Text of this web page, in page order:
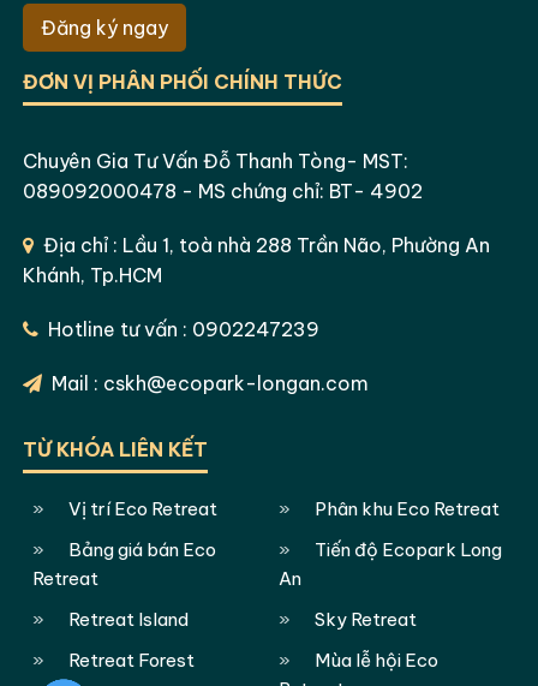
Đăng ký ngay
ĐƠN VỊ PHÂN PHỐI CHÍNH THỨC
Chuyên Gia Tư Vấn Đỗ Thanh Tòng- MST:
089092000478 - MS chứng chỉ: BT- 4902
Địa chỉ : Lầu 1, toà nhà 288 Trần Não, Phường An
Khánh, Tp.HCM
Hotline tư vấn : 0902247239
Mail : cskh@ecopark-longan.com
TỪ KHÓA LIÊN KẾT
Vị trí Eco Retreat
Phân khu Eco Retreat
Bảng giá bán Eco
Retreat
Tiến độ Ecopark Long
An
Retreat Island
Sky Retreat
Retreat Forest
Mùa lễ hội Eco